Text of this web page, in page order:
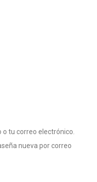
tu correo electrónico.
nueva por correo